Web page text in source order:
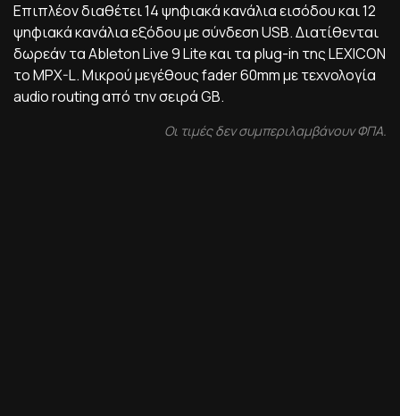
Επιπλέον διαθέτει 14 ψηφιακά κανάλια εισόδου και 12
ψηφιακά κανάλια εξόδου με σύνδεση USB. Διατίθενται
δωρεάν τα Ableton Live 9 Lite και τα plug-in της LEXICON
το MPX-L. Μικρού μεγέθους fader 60mm με τεχνολογία
audio routing από την σειρά GB.
Οι τιμές δεν συμπεριλαμβάνουν ΦΠΑ.